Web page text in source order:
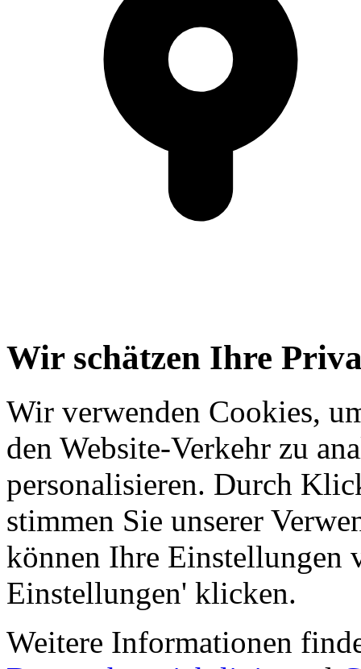
Wir schätzen Ihre
Wir verwenden Cookies,
den Website-Verkehr zu
personalisieren. Durch
stimmen Sie unserer
können Ihre Einstellungen
Einstellungen' klicken.
Weitere Informationen